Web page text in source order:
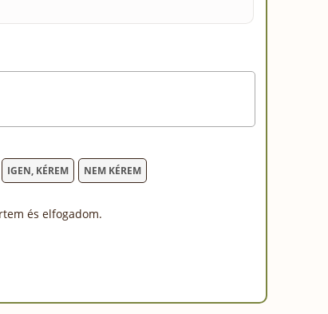
IGEN, KÉREM NEM KÉREM
és elfogadom.